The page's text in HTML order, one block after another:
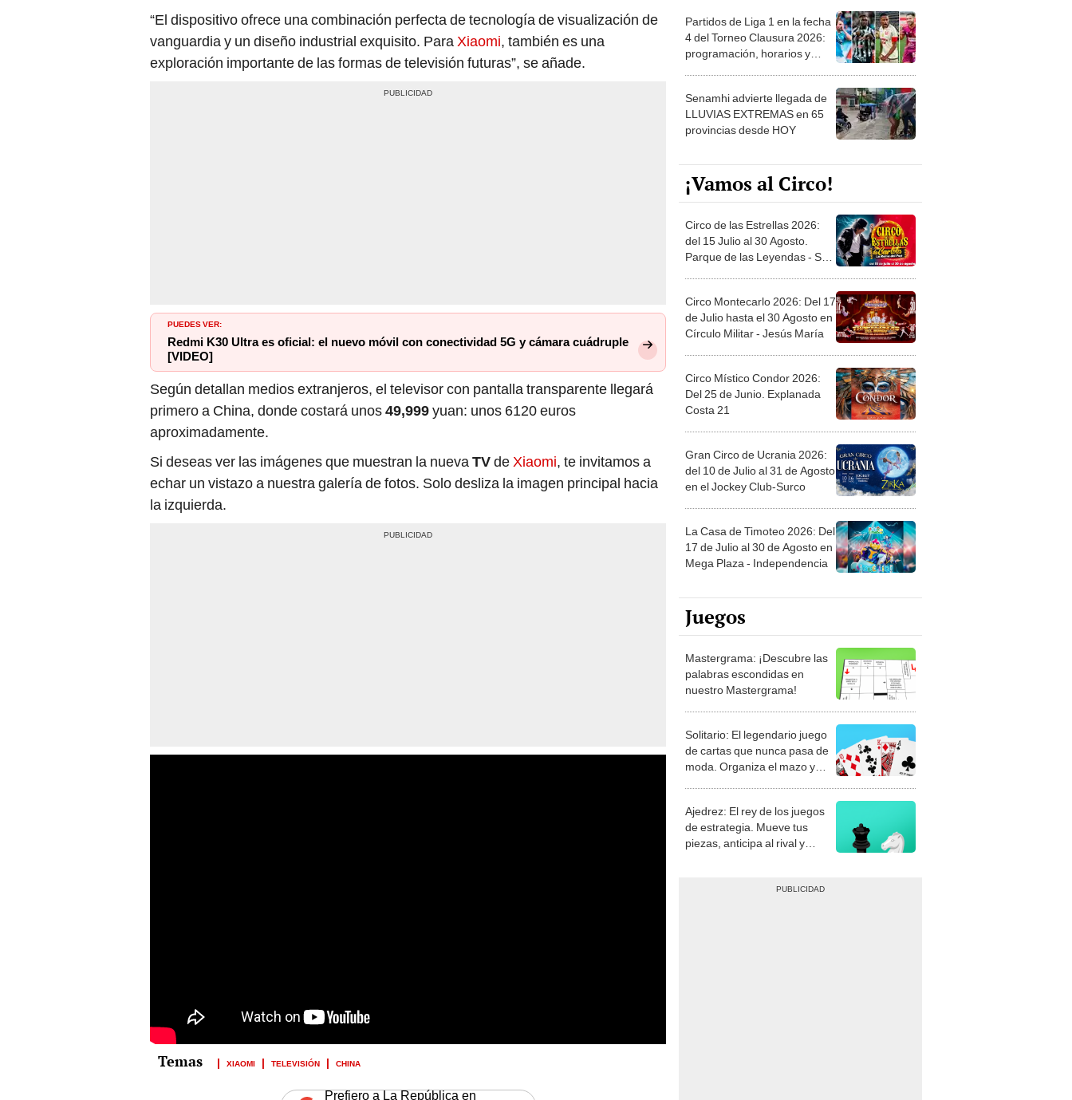
“El dispositivo ofrece una combinación perfecta de tecnología de visualización de
vanguardia y un diseño industrial exquisito. ParaXiaomi, también es una
exploración importante de las formas de televisión futuras”, se añade.
PUEDES VER:
Redmi K30 Ultra es oficial: el nuevo móvil con conectividad 5G y cámara cuádruple
[VIDEO]
Según detallan medios extranjeros, el televisor con pantalla transparente llegará
primero a China, donde costará unos49,999yuan: unos 6120 euros
aproximadamente.
Si deseas ver las imágenes que muestran la nuevaTVdeXiaomi, te invitamos a
echar un vistazo a nuestra galería de fotos. Solo desliza la imagen principal hacia
la izquierda.
XIAOMI TELEVISIÓN CHINA
Prefiero a La República en
Partidos de Liga 1 en la fecha
4 del Torneo Clausura 2026:
programación, horarios y
Senamhi advierte llegada de
LLUVIAS EXTREMAS en 65
provincias desde HOY
¡Vamos al Circo!
Circo de las Estrellas 2026:
del 15 Julio al 30 Agosto.
Parque de las Leyendas - San
Circo Montecarlo 2026: Del 17
de Julio hasta el 30 Agosto en
Círculo Militar - Jesús María
Circo Místico Condor 2026:
Del 25 de Junio. Explanada
Costa 21
Gran Circo de Ucrania 2026:
del 10 de Julio al 31 de Agosto
en el Jockey Club-Surco
La Casa de Timoteo 2026: Del
17 de Julio al 30 de Agosto en
Mega Plaza - Independencia
Juegos
Mastergrama: ¡Descubre las
palabras escondidas en
nuestro Mastergrama!
Solitario: El legendario juego
de cartas que nunca pasa de
moda. Organiza el mazo y
Ajedrez: El rey de los juegos
de estrategia. Mueve tus
piezas, anticipa al rival y